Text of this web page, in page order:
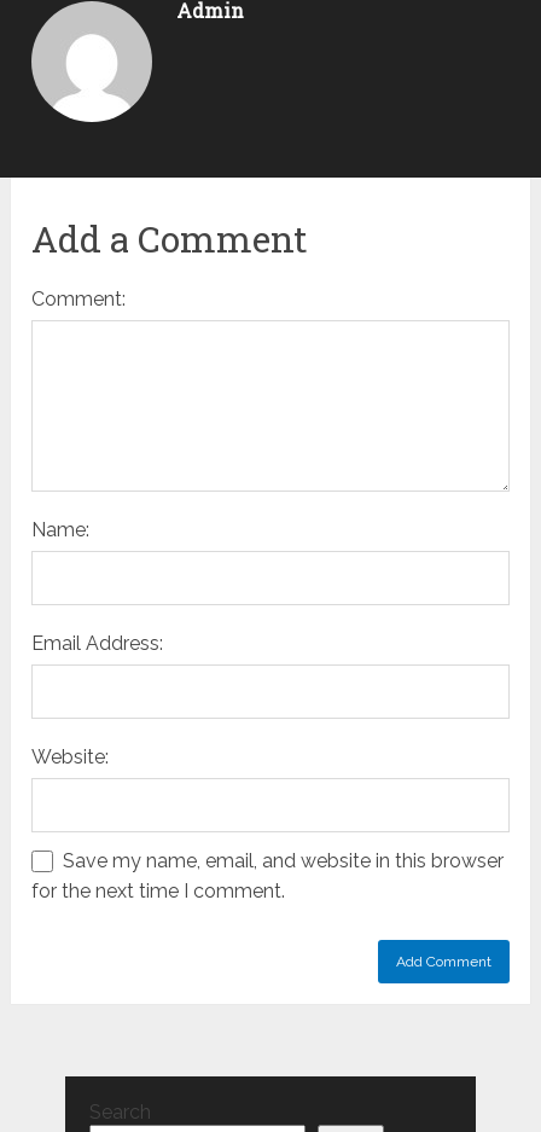
Admin
Add a Comment
Comment:
Name:
Email Address:
Website:
Save my name, email, and website in this browser
for the next time I comment.
Search